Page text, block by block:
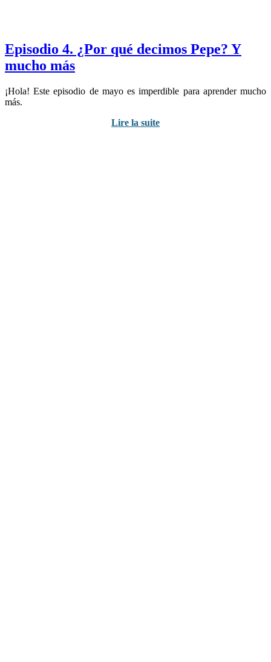
Episodio 4. ¿Por qué decimos Pepe? Y
mucho más
¡Hola! Este episodio de mayo es imperdible para aprender mucho
más.
Lire la suite